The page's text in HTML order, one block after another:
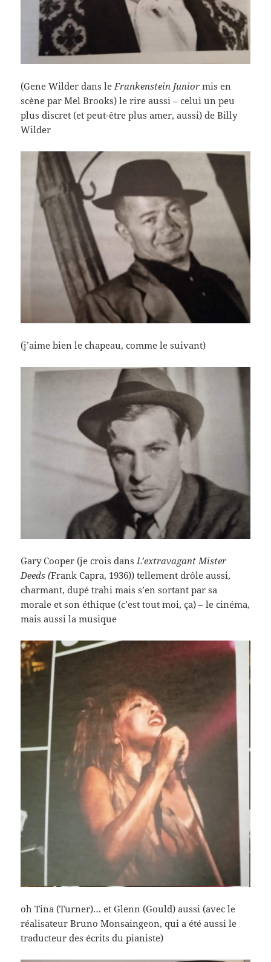
(Gene Wilder dans le Frankenstein Junior mis en
scène par Mel Brooks) le rire aussi – celui un peu
plus discret (et peut-être plus amer, aussi) de Billy
Wilder
(j’aime bien le chapeau, comme le suivant)
Gary Cooper (je crois dansL’extravagant Mister
Deeds (Frank Capra, 1936)) tellement drôle aussi,
charmant, dupé trahi mais s’en sortant par sa
morale et son éthique (c’est tout moi, ça) – le cinéma,
mais aussi la musique
oh Tina (Turner)… et Glenn (Gould) aussi (avec le
réalisateur Bruno Monsaingeon, qui a été aussi le
traducteur des écrits du pianiste)